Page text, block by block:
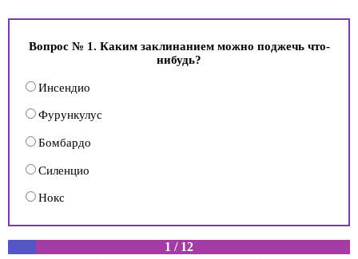
Вопрос № 1. Каким заклинанием можно поджечь что-
нибудь?
Инсендио
Фурункулус
Бомбардо
Силенцио
Нокс
1 / 12